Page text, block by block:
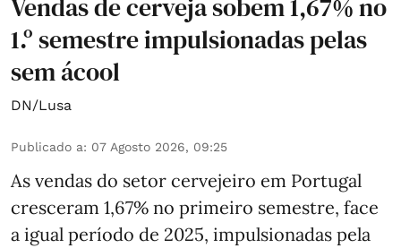
1.º semestre impulsionadas pelas
sem ácool
DN/Lusa
Publicado a: 07 Agosto 2026, 09:25
As vendas do setor cervejeiro em Portugal
cresceram 1,67% no primeiro semestre, face
a igual período de 2025, impulsionadas pela